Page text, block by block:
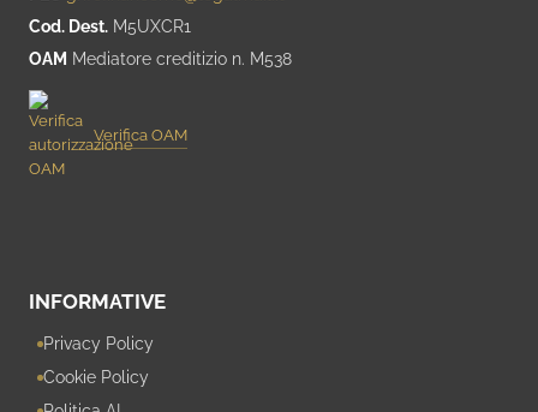
Cod. Dest. M5UXCR1
OAM Mediatore creditizio n. M538
Verifica OAM
INFORMATIVE
Privacy Policy
Cookie Policy